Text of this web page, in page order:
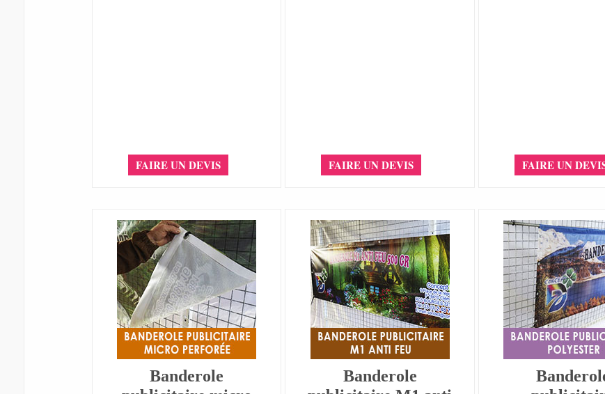
FAIRE UN DEVIS FAIRE UN DEVIS FAIRE UN
Banderole
Banderole